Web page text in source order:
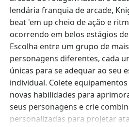
lendária franquia de arcade,
beat 'em up cheio de ação e
ocorrendo em belos estágios
Escolha entre um grupo de
personagens diferentes, cada
únicas para se adequar ao seu
individual. Colete
novas habilidades para
seus personagens e crie
personalizadas para projetar